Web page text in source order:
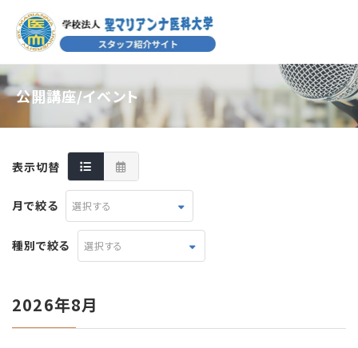
公開講座/イベント
表示切替
月で絞る 選択する
種別で絞る 選択する
2026年8月